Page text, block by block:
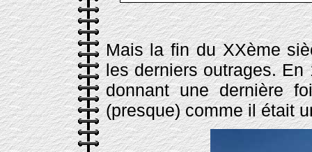
Mais la fin du XXème
les derniers outrages.
donnant une dernière
(presque) comme il était